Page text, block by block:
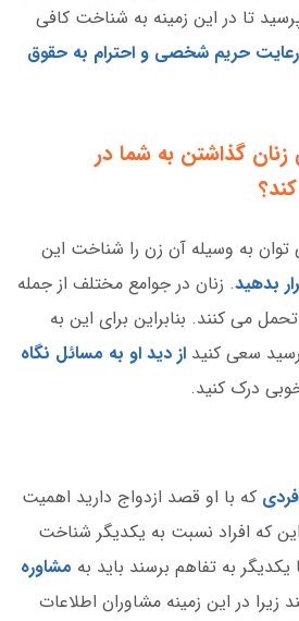
تا در این زمینه به شناخت کافی
رعایت حریم شخصی و احترام به حقوق
گذاشتن به شما در
به وسیله آن زن را شناخت این
بدهید. زنان در جوامع مختلف از جمله
تحمل می کنند. بنابراین برای این به
سعی کنید از دید او به مسائل نگاه
درک کنید.
که با او قصد ازدواج دارید اهمیت
این که افراد نسبت به یکدیگر شناخت
به تفاهم برسند باید به مشاوره
زیرا در این زمینه مشاوران اطلاعات